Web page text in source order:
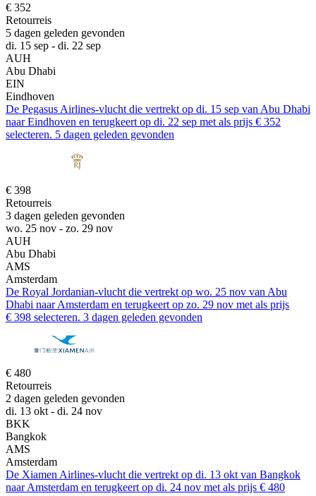
€ 352
Retourreis
5 dagen geleden gevonden
di. 15 sep - di. 22 sep
AUH
Abu Dhabi
EIN
Eindhoven
De Pegasus Airlines-vlucht die vertrekt op di. 15 sep van Abu Dhabi
naar Eindhoven en terugkeert op di. 22 sep met als prijs € 352
selecteren. 5 dagen geleden gevonden
€ 398
Retourreis
3 dagen geleden gevonden
wo. 25 nov - zo. 29 nov
AUH
Abu Dhabi
AMS
Amsterdam
De Royal Jordanian-vlucht die vertrekt op wo. 25 nov van Abu
Dhabi naar Amsterdam en terugkeert op zo. 29 nov met als prijs
€ 398 selecteren. 3 dagen geleden gevonden
€ 480
Retourreis
2 dagen geleden gevonden
di. 13 okt - di. 24 nov
BKK
Bangkok
AMS
Amsterdam
De Xiamen Airlines-vlucht die vertrekt op di. 13 okt van Bangkok
naar Amsterdam en terugkeert op di. 24 nov met als prijs € 480